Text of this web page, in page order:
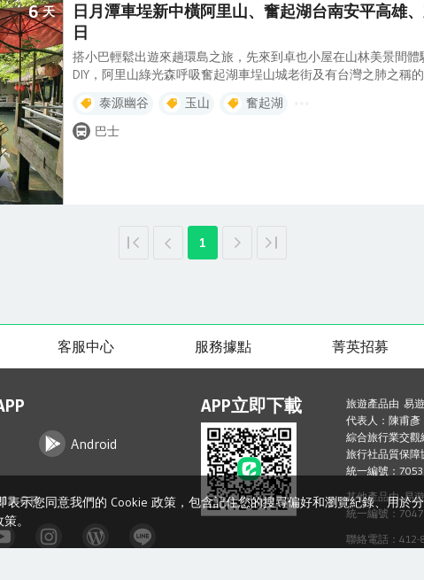
6 天
日月潭車埕新中橫阿里山、奮起湖台南安平高雄
日
搭小巴輕鬆出遊來趟環島之旅，先來到卓也小屋在山林美景間
DIY，阿里山綠光森呼吸奮起湖車埕山城老街及有台灣之肺之稱
航海城及杏源珈琲特色下午茶體驗人文特色。
泰源幽谷 玉山
奮起湖
巴士
1
客服中心 服務據點 菁英招募
Android
on
APP立即下載
旅遊產品由 易
代表人：陳甫
綜合旅行業交
旅行社品質保
統一編號：
其他產品由 易
統一編號：
聯絡電話：
示您同意我們的 Cookie 政策，包含記住您的搜尋偏好和瀏覽紀錄、用於分
策。